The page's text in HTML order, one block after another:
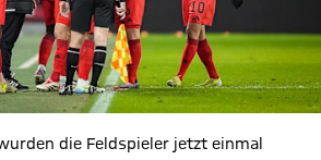
die Feldspieler jetzt einmal